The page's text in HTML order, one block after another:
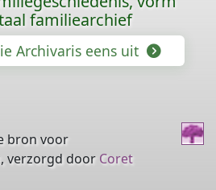
familiearchief
Archivaris eens uit
bron voor
verzorgd door Coret